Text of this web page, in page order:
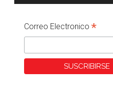
Correo Electronico *